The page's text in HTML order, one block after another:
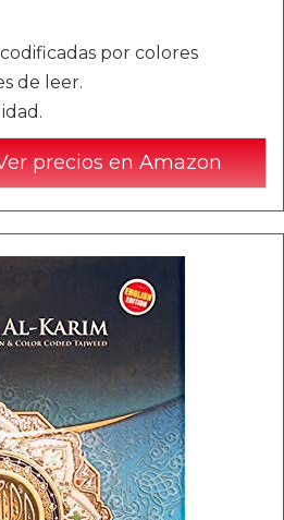
por colores
de leer.
precios en Amazon